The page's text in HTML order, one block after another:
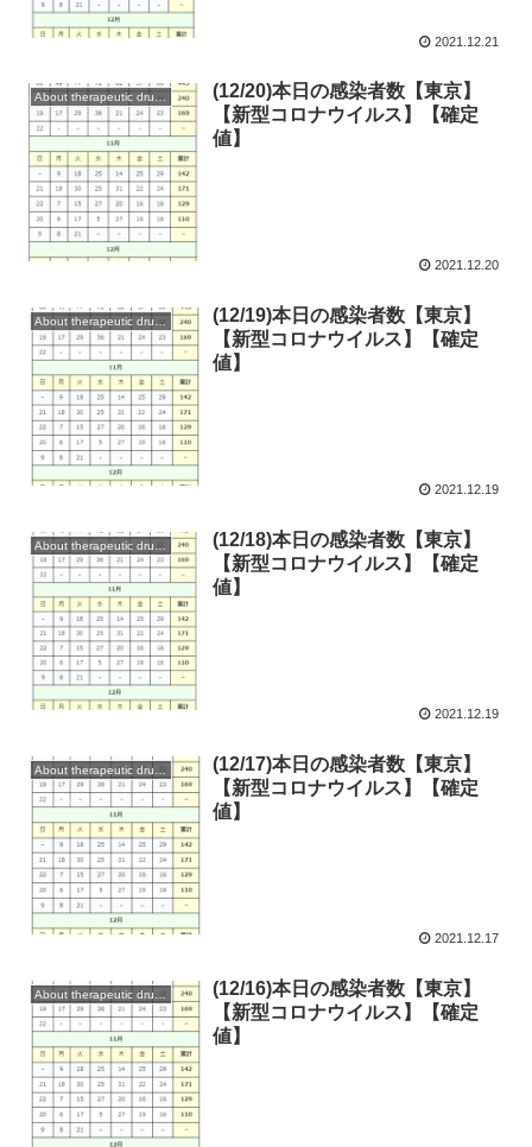
2021.12.21
About therapeutic drugs and vaccines
(12/20)本日の感染者数【東京】
【新型コロナウイルス】【確定
値】
2021.12.20
About therapeutic drugs and vaccines
(12/19)本日の感染者数【東京】
【新型コロナウイルス】【確定
値】
2021.12.19
About therapeutic drugs and vaccines
(12/18)本日の感染者数【東京】
【新型コロナウイルス】【確定
値】
2021.12.19
About therapeutic drugs and vaccines
(12/17)本日の感染者数【東京】
【新型コロナウイルス】【確定
値】
2021.12.17
About therapeutic drugs and vaccines
(12/16)本日の感染者数【東京】
【新型コロナウイルス】【確定
値】